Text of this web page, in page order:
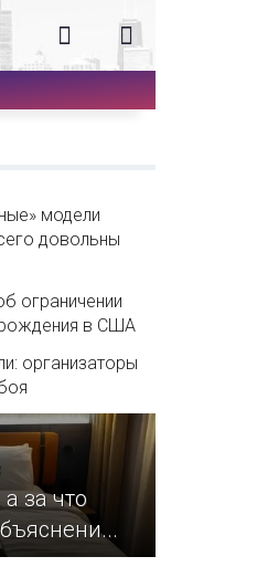
модели
довольны
ограничении
в США
организаторы
за что